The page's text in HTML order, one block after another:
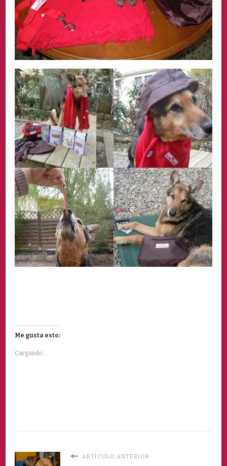
Me gusta esto:
Cargando...
ARTÍCULO ANTERIOR